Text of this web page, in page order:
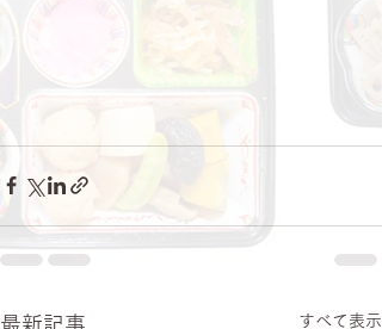
最新記事 すべて表示